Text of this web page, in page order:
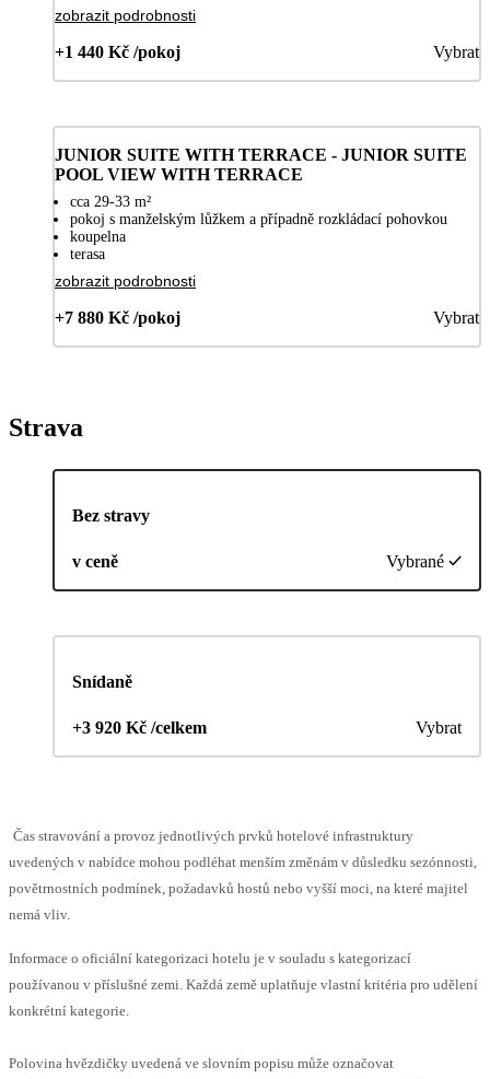
zobrazit podrobnosti
+1 440 Kč /pokoj Vybrat
JUNIOR SUITE WITH TERRACE - JUNIOR SUITE
POOL VIEW WITH TERRACE
cca 29-33 m²
pokoj s manželským lůžkem a případně rozkládací pohovkou
koupelna
terasa
zobrazit podrobnosti
+7 880 Kč /pokoj Vybrat
Strava
Bez stravy
v ceně Vybrané
Snídaně
+3 920 Kč /celkem Vybrat
Čas stravování a provoz jednotlivých prvků hotelové infrastruktury
uvedených v nabídce mohou podléhat menším změnám v důsledku sezónnosti,
povětrnostních podmínek, požadavků hostů nebo vyšší moci, na které majitel
nemá vliv.
Informace o oficiální kategorizaci hotelu je v souladu s kategorizací
používanou v příslušné zemi. Každá země uplatňuje vlastní kritéria pro udělení
konkrétní kategorie.
Polovina hvězdičky uvedená ve slovním popisu může označovat